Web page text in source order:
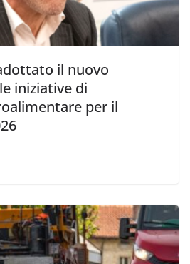
il nuovo
iniziative di
per il